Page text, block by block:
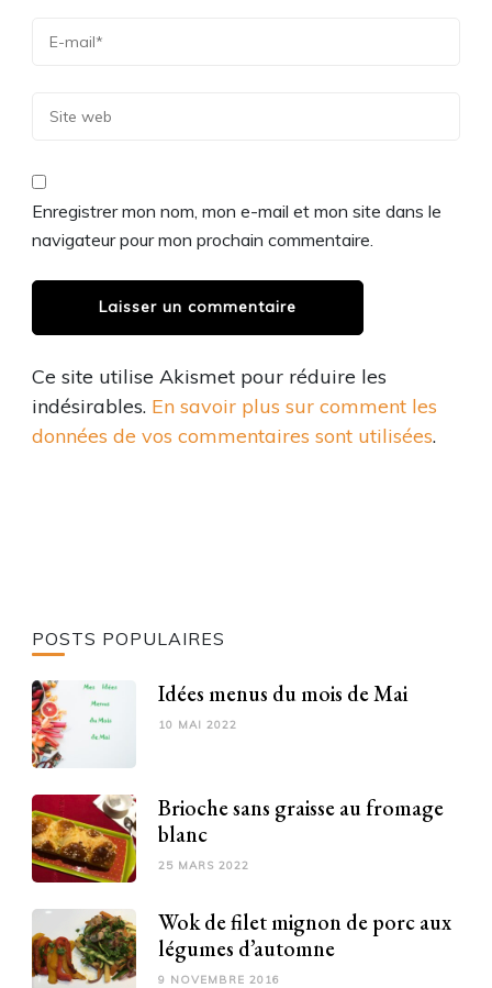
Enregistrer mon nom, mon e-mail et mon site dans le
navigateur pour mon prochain commentaire.
Ce site utilise Akismet pour réduire les
indésirables. En savoir plus sur comment les
données de vos commentaires sont utilisées.
POSTS POPULAIRES
Idées menus du mois de Mai
10 MAI 2022
Brioche sans graisse au fromage
blanc
25 MARS 2022
Wok de filet mignon de porc aux
légumes d’automne
9 NOVEMBRE 2016